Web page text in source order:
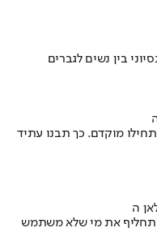
בין נשים לגברים
מוקדם. כך תבנו עתיד
תחליף את מי שלא משתמש